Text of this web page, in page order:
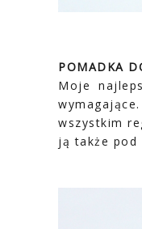
POMADKA
Moje
wszystkim
ją także pod